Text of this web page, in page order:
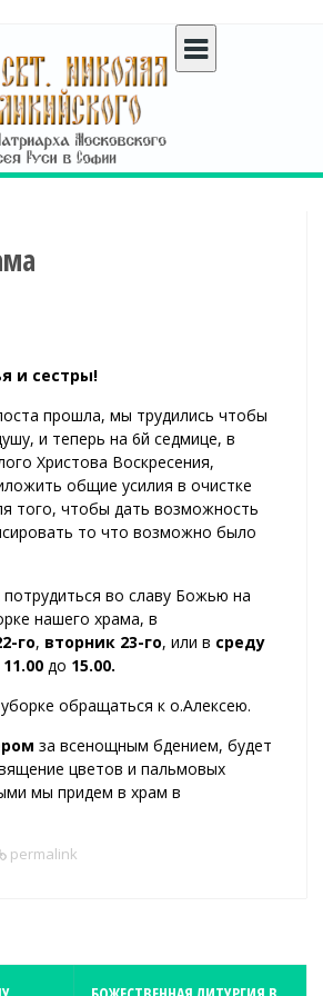
и сестры!
прошла, мы трудились чтобы
и теперь на 6й седмице, в
Христова Воскресения,
общие усилия в очистке
того, чтобы дать возможность
то что возможно было
во славу Божью на
нашего храма, в
го, вторник 23-го, или в среду
11.00 до 15.00.
обращаться к о.Алексею.
за всенощным бдением, будет
цветов и пальмовых
мы придем в храм в
permalink